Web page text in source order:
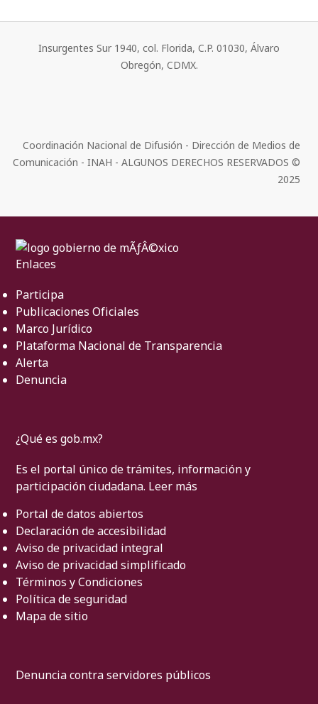
Insurgentes Sur 1940, col. Florida, C.P. 01030, Álvaro
Obregón, CDMX.
Coordinación Nacional de Difusión - Dirección de Medios de
Comunicación - INAH - ALGUNOS DERECHOS RESERVADOS ©
2025
Enlaces
Participa
Publicaciones Oficiales
Marco Jurídico
Plataforma Nacional de Transparencia
Alerta
Denuncia
¿Qué es gob.mx?
Es el portal único de trámites, información y
participación ciudadana. Leer más
Portal de datos abiertos
Declaración de accesibilidad
Aviso de privacidad integral
Aviso de privacidad simplificado
Términos y Condiciones
Política de seguridad
Mapa de sitio
Denuncia contra servidores públicos